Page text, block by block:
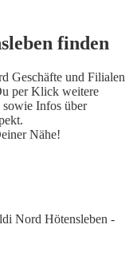
finden
Geschäfte und Filialen
per Klick weitere
Infos über
Nähe!
Nord Hötensleben -